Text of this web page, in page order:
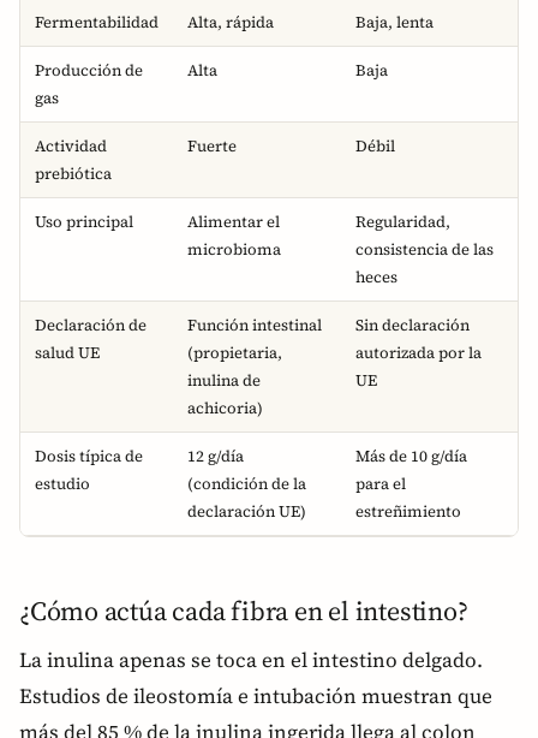
Fermentabilidad Alta, rápida Baja, lenta
Producción de
gas
Alta Baja
Actividad
prebiótica
Fuerte Débil
Uso principal
Alimentar el
microbioma
Regularidad,
consistencia de las
heces
Declaración de
salud UE
Función intestinal
(propietaria,
inulina de
achicoria)
Sin declaración
autorizada por la
UE
Dosis típica de
estudio
12 g/día
(condición de la
declaración UE)
Más de 10 g/día
para el
estreñimiento
¿Cómo actúa cada fibra en el intestino?
La inulina apenas se toca en el intestino delgado.
Estudios de ileostomía e intubación muestran que
más del 85 % de la inulina ingerida llega al colon